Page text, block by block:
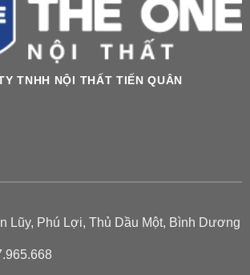
TNHH NỘI THẤT TIẾN QUÂN
Lũy, Phú Lợi, Thủ Dầu Một, Bình Dương